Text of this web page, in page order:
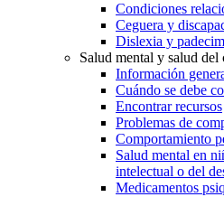
Condiciones
Ceguera y
Dislexia y
Salud mental y salud del
Información
Cuándo se debe
Encontrar recursos
Problemas de
Comportamiento
Salud mental en
intelectual o del
Medicamentos